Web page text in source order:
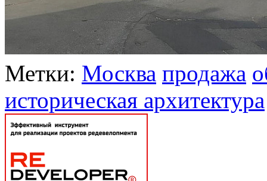
Метки: Москва продажа
историческая архитектура